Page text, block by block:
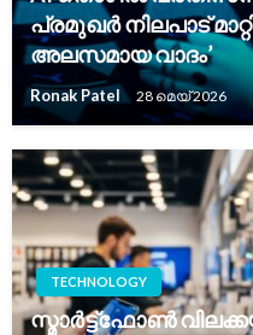
പ്രമുഖർ നിലപാട്
അലസമായ വാദം’
Ronak Patel 28 മെയ്‌ 2026
TECHNOLOGY
സ്മാർട്ട്ഫോൺ